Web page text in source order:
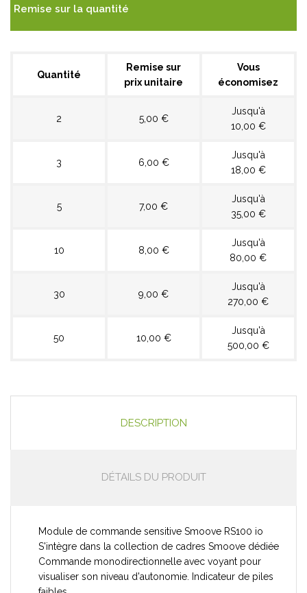
Remise sur la quantité
Quantité
Remise sur
prix unitaire
Vous
économisez
2 5,00 €
Jusqu'à
10,00 €
3 6,00 €
Jusqu'à
18,00 €
5 7,00 €
Jusqu'à
35,00 €
10 8,00 €
Jusqu'à
80,00 €
30 9,00 €
Jusqu'à
270,00 €
50 10,00 €
Jusqu'à
500,00 €
DESCRIPTION
DÉTAILS DU PRODUIT
Module de commande sensitive Smoove RS100 io
S'intègre dans la collection de cadres Smoove dédiée
Commande monodirectionnelle avec voyant pour
visualiser son niveau d'autonomie. Indicateur de piles